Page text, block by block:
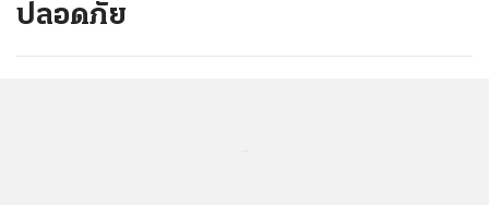
ปลอดภัย